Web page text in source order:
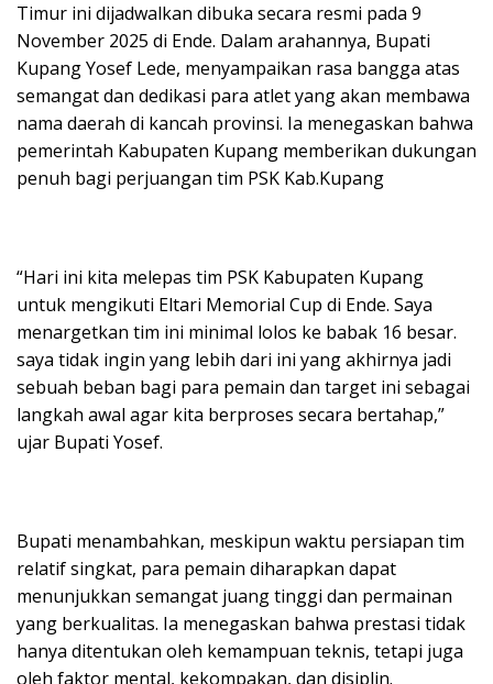
Timur ini dijadwalkan dibuka secara resmi pada 9
November 2025 di Ende. Dalam arahannya, Bupati
Kupang Yosef Lede, menyampaikan rasa bangga atas
semangat dan dedikasi para atlet yang akan membawa
nama daerah di kancah provinsi. Ia menegaskan bahwa
pemerintah Kabupaten Kupang memberikan dukungan
penuh bagi perjuangan tim PSK Kab.Kupang
“Hari ini kita melepas tim PSK Kabupaten Kupang
untuk mengikuti Eltari Memorial Cup di Ende. Saya
menargetkan tim ini minimal lolos ke babak 16 besar.
saya tidak ingin yang lebih dari ini yang akhirnya jadi
sebuah beban bagi para pemain dan target ini sebagai
langkah awal agar kita berproses secara bertahap,”
ujar Bupati Yosef.
Bupati menambahkan, meskipun waktu persiapan tim
relatif singkat, para pemain diharapkan dapat
menunjukkan semangat juang tinggi dan permainan
yang berkualitas. Ia menegaskan bahwa prestasi tidak
hanya ditentukan oleh kemampuan teknis, tetapi juga
oleh faktor mental, kekompakan, dan disiplin.